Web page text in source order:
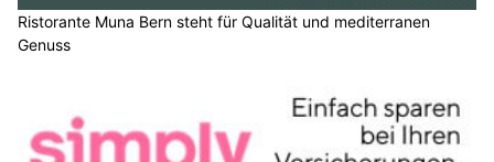
Ristorante Muna Bern steht für Qualität und mediterranen
Genuss